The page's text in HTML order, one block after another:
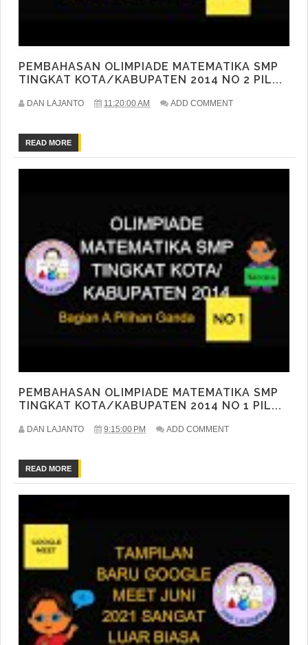
PEMBAHASAN OLIMPIADE MATEMATIKA SMP
TINGKAT KOTA/KABUPATEN 2014 NO 2 PIL...
DAN LAJANTO 11:20:00 AM ADD COMMENT
READ MORE
PEMBAHASAN OLIMPIADE MATEMATIKA SMP
TINGKAT KOTA/KABUPATEN 2014 NO 1 PIL...
DAN LAJANTO 9:15:00 PM ADD COMMENT
READ MORE